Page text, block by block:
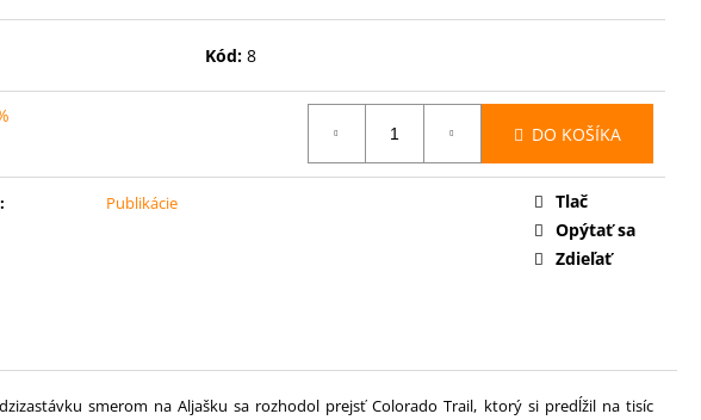
Kód: 8
DO KOŠÍKA
: Publikácie
Tlač
Opýtať sa
Zdieľať
smerom na Aljašku sa rozhodol prejsť Colorado Trail, ktorý si predĺžil na tisíc